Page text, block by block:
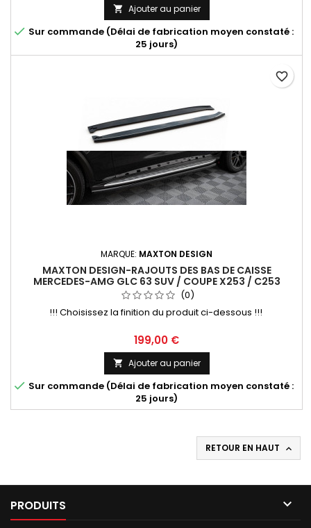
 Ajouter au panier
 Sur commande (Délai de fabrication moyen constaté :
25 jours)
MARQUE: MAXTON DESIGN
MAXTON DESIGN-RAJOUTS DES BAS DE CAISSE
MERCEDES-AMG GLC 63 SUV / COUPE X253 / C253
(0)
!!! Choisissez la finition du produit ci-dessous !!!
Prix
199,00 €
 Ajouter au panier
 Sur commande (Délai de fabrication moyen constaté :
25 jours)
favorite_border
RETOUR EN HAUT 
PRODUITS 